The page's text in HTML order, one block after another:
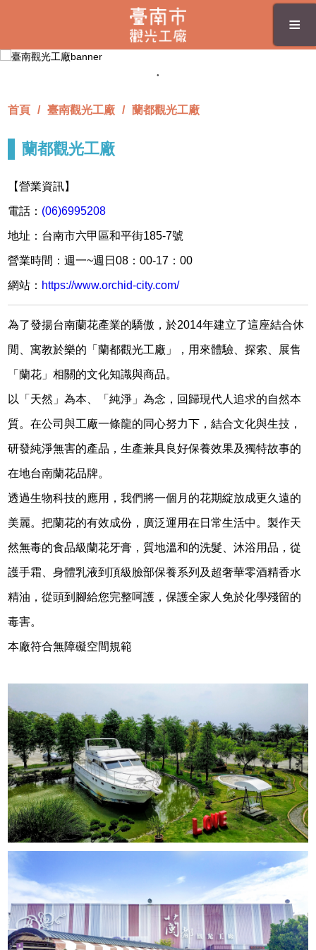
要
塊
≡
首頁 臺南觀光工廠 蘭都觀光工廠
蘭都觀光工廠
【營業資訊】
電話： (06)6995208
地址：台南市六甲區和平街185-7號
營業時間：週一~週日08：00-17：00
網站： https://www.orchid-city.com/
為了發揚台南蘭花產業的驕傲，於2014年建立了這座結合休
閒、寓教於樂的「蘭都觀光工廠」，用來體驗、探索、展售
「蘭花」相關的文化知識與商品。
以「天然」為本、「純淨」為念，回歸現代人追求的自然本
質。在公司與工廠一條龍的同心努力下，結合文化與生技，
研發純淨無害的產品，生產兼具良好保養效果及獨特故事的
在地台南蘭花品牌。
透過生物科技的應用，我們將一個月的花期綻放成更久遠的
美麗。把蘭花的有效成份，廣泛運用在日常生活中。製作天
然無毒的食品級蘭花牙膏，質地溫和的洗髮、沐浴用品，從
護手霜、身體乳液到頂級臉部保養系列及超奢華零酒精香水
精油，從頭到腳給您完整呵護，保護全家人免於化學殘留的
毒害。
本廠符合無障礙空間規範